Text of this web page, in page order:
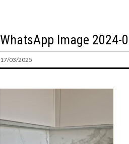
WhatsApp Image 2024-
17/03/2025